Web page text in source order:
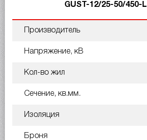
GUST-12/25-50/450-
Производитель
Напряжение, кВ
Кол-во жил
Сечение, кв.мм.
Изоляция
Броня